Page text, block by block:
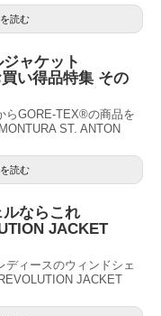
読む
ャケット
い得品特集 その
らGORE-TEX®の商品を
ST. ANTON
読む
ならこれ
JACKET
ディースのウィンドシェ
JACKET